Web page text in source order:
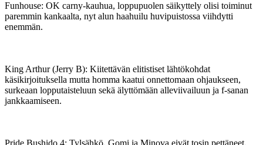
Funhouse: OK carny-kauhua, loppupuolen säikyttely olisi toiminut
paremmin kankaalta, nyt alun haahuilu huvipuistossa viihdytti
enemmän.
King Arthur (Jerry B): Kiitettävän elitistiset lähtökohdat
käsikirjoituksella mutta homma kaatui onnettomaan ohjaukseen,
surkeaan lopputaisteluun sekä älyttömään alleviivailuun ja f-sanan
jankkaamiseen.